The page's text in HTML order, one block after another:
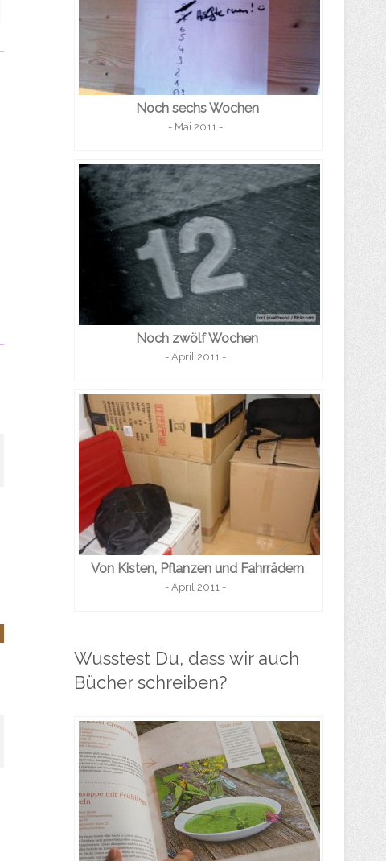
Noch sechs Wochen
- Mai 2011 -
Noch zwölf Wochen
- April 2011 -
Von Kisten, Pflanzen und Fahrrädern
- April 2011 -
Wusstest Du, dass wir auch
Bücher schreiben?